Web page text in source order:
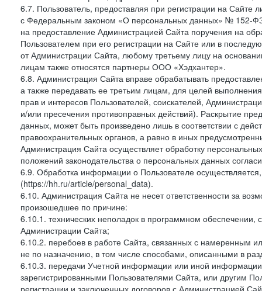
6.7. Пользователь, предоставляя при регистрации на
с Федеральным законом «О персональных данных» № 152-
на предоставление Администрацией Сайта поручения на
Пользователем при его регистрации на Сайте или в
от Администрации Сайта, любому третьему лицу на
лицам также относятся партнеры ООО «Хэдхантер».
6.8. Администрация Сайта вправе обрабатывать
а также передавать ее третьим лицам, для целей
прав и интересов Пользователей, соискателей,
и/или пресечения противоправных действий). Раскрытие
данных, может быть произведено лишь в соответствии с
правоохранительных органов, а равно в иных
Администрация Сайта осуществляет обработку
положений законодательства о персональных данных
6.9. Обработка информации о Пользователе
(https://hh.ru/article/personal_data).
6.10. Администрация Сайта не несет ответственности за
произошедшее по причине:
6.10.1. технических неполадок в программном
Администрации Сайта;
6.10.2. перебоев в работе Сайта, связанных с намеренным
не по назначению, в том числе способами, описанными в
6.10.3. передачи Учетной информации или иной
зарегистрированными Пользователями Сайта, или другим
регистрации и заключенных договоров с Администрацией